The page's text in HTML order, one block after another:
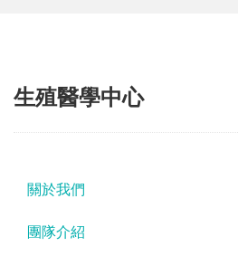
生殖醫學中心
關於我們
團隊介紹